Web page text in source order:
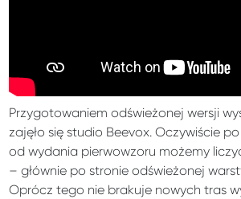
Przygotowaniem odświeżonej wersji
zajęło się studio Beevox. Oczywiście
od wydania pierwowzoru możemy
– głównie po stronie odświeżonej
Oprócz tego nie brakuje nowych tras